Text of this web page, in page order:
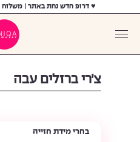
♥ דרופ חדש נחת באתר | משלוח חינם
צ׳רי ברזלים עבה
בחרי מידת חזייה